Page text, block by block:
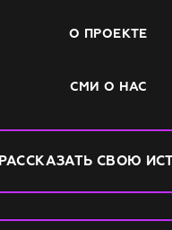
О ПРОЕКТЕ
СМИ О НАС
РАССКАЗАТЬ СВОЮ